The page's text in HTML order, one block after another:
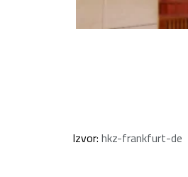
Izvor: hkz-frankfurt-de